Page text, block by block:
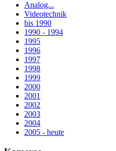
Analog...
Videotechnik
bis 1990
1990 - 1994
1995
1996
1997
1998
1999
2000
2001
2002
2003
2004
2005 - heute